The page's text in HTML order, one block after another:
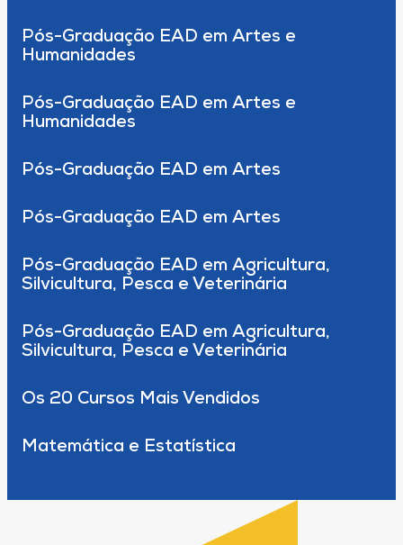
Pós-Graduação EAD em Artes e
Humanidades
Pós-Graduação EAD em Artes e
Humanidades
Pós-Graduação EAD em Artes
Pós-Graduação EAD em Artes
Pós-Graduação EAD em Agricultura,
Silvicultura, Pesca e Veterinária
Pós-Graduação EAD em Agricultura,
Silvicultura, Pesca e Veterinária
Os 20 Cursos Mais Vendidos
Matemática e Estatística